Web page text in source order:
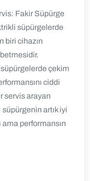
Fakir Süpürge
süpürgelerde
biri cihazın
çekim
ciddi
servis arayan
süpürgenin artık iyi
ama performansın